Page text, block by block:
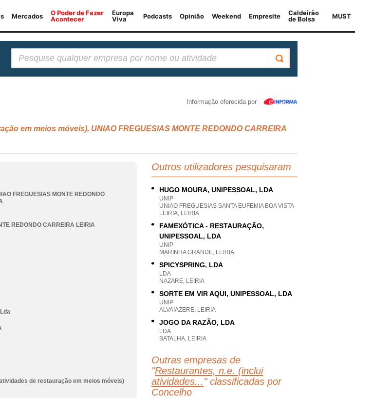
Informação oferecida por
em meios móveis), UNIAO FREGUESIAS MONTE REDONDO CARREIRA
FREGUESIAS MONTE REDONDO
REDONDO CARREIRA LEIRIA
de restauração em meios móveis)
Outros utilizadores pesquisaram
HUGO MOURA, UNIPESSOAL, LDA
UNIP
UNIAO FREGUESIAS SANTA EUFEMIA BOA VISTA
LEIRIA, LEIRIA
FAMEXÓTICA - RESTAURAÇÃO,
UNIPESSOAL, LDA
UNIP
MARINHA GRANDE, LEIRIA
SPICYSPRING, LDA
LDA
NAZARE, LEIRIA
SORTE EM VIR AQUI, UNIPESSOAL, LDA
UNIP
ALVAIAZERE, LEIRIA
JOGO DA RAZÃO, LDA
LDA
BATALHA, LEIRIA
Outras empresas de
"Restaurantes, n.e. (inclui
atividades... " classificadas por
Concelho